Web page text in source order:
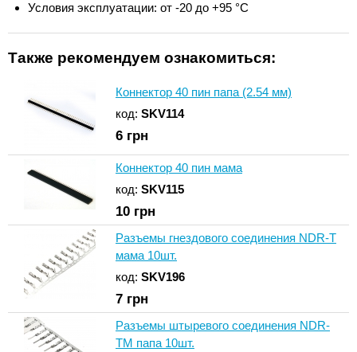
Условия эксплуатации: от -20 до +95 °С
Также рекомендуем ознакомиться:
Коннектор 40 пин папа (2.54 мм)
код: SKV114
6 грн
Коннектор 40 пин мама
код: SKV115
10 грн
Разъемы гнездового соединения NDR-T
мама 10шт.
код: SKV196
7 грн
Разъемы штыревого соединения NDR-
TM папа 10шт.